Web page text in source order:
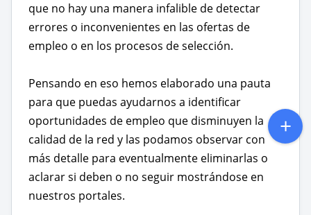
que no hay una manera infalible de detectar
errores o inconvenientes en las ofertas de
empleo o en los procesos de selección.
Pensando en eso hemos elaborado una pauta
para que puedas ayudarnos a identificar
oportunidades de empleo que disminuyen la
calidad de la red y las podamos observar con
más detalle para eventualmente eliminarlas o
aclarar si deben o no seguir mostrándose en
nuestros portales.